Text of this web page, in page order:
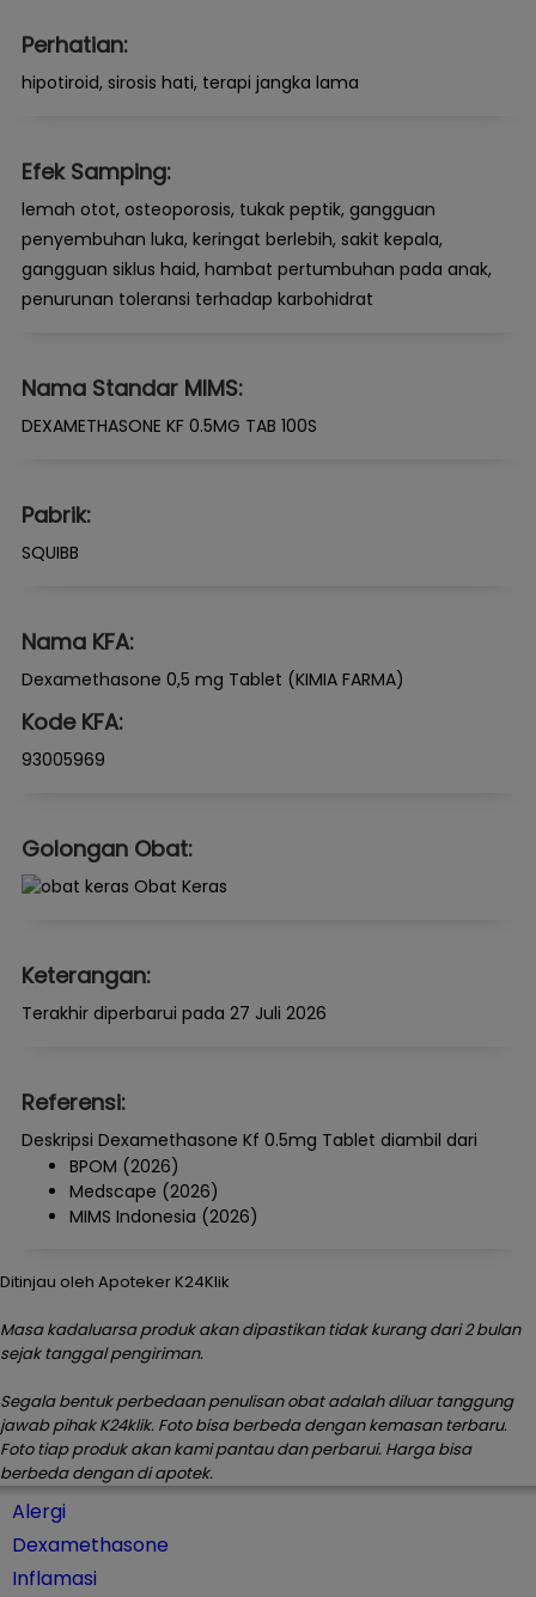
Perhatian:
hipotiroid, sirosis hati, terapi jangka lama
Efek Samping:
lemah otot, osteoporosis, tukak peptik, gangguan
penyembuhan luka, keringat berlebih, sakit kepala,
gangguan siklus haid, hambat pertumbuhan pada anak,
penurunan toleransi terhadap karbohidrat
Nama Standar MIMS:
DEXAMETHASONE KF 0.5MG TAB 100S
Pabrik:
SQUIBB
Nama KFA:
Dexamethasone 0,5 mg Tablet (KIMIA FARMA)
Kode KFA:
93005969
Golongan Obat:
Obat Keras
Keterangan:
Terakhir diperbarui pada 27 Juli 2026
Referensi:
Deskripsi Dexamethasone Kf 0.5mg Tablet diambil dari
BPOM (2026)
Medscape (2026)
MIMS Indonesia (2026)
Ditinjau oleh Apoteker K24Klik
Masa kadaluarsa produk akan dipastikan tidak kurang dari 2 bulan
sejak tanggal pengiriman.
Segala bentuk perbedaan penulisan obat adalah diluar tanggung
jawab pihak K24klik. Foto bisa berbeda dengan kemasan terbaru.
Foto tiap produk akan kami pantau dan perbarui. Harga bisa
berbeda dengan di apotek.
Alergi
Dexamethasone
Inflamasi